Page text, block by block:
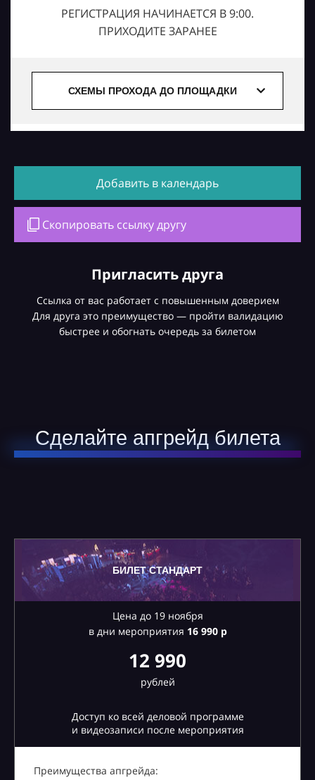
РЕГИСТРАЦИЯ НАЧИНАЕТСЯ В 9:00.
ПРИХОДИТЕ ЗАРАНЕЕ
СХЕМЫ ПРОХОДА ДО ПЛОЩАДКИ
Добавить в календарь
Скопировать ссылку другу
Пригласить друга
Ссылка от вас работает с повышенным доверием
Для друга это преимущество — пройти валидацию
быстрее и обогнать очередь за билетом
Сделайте апгрейд билета
БИЛЕТ СТАНДАРТ
Цена до 19 ноября
в дни мероприятия 16990 р
12 990
рублей
Доступ ко всей деловой программе
и видеозаписи после мероприятия
Преимущества апгрейда: